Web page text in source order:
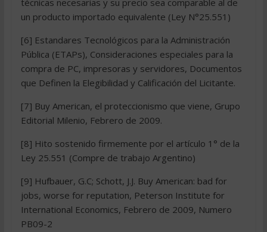
técnicas necesarias y su precio sea comparable al de
un producto importado equivalente (Ley N°25.551)
[6] Estandares Tecnológicos para la Administración
Pública (ETAPs), Consideraciones especiales para la
compra de PC, impresoras y servidores, Documentos
que Definen la Elegibilidad y Calificación del Licitante.
[7] Buy American, el proteccionismo que viene, Grupo
Editorial Milenio, Febrero de 2009.
[8] Hito sostenido firmemente por el artículo 1° de la
Ley 25.551 (Compre de trabajo Argentino)
[9] Hufbauer, G.C; Schott, J.J. Buy American: bad for
jobs, worse for reputation, Peterson Institute for
International Economics, Febrero de 2009, Numero
PB09-2